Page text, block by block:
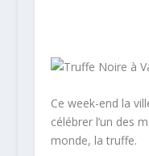
Ce week-end la
célébrer l’un des
monde, la truffe.